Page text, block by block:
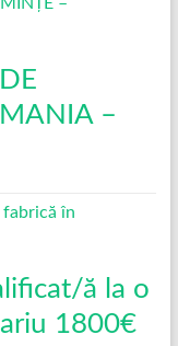
–
ă la o
1800€